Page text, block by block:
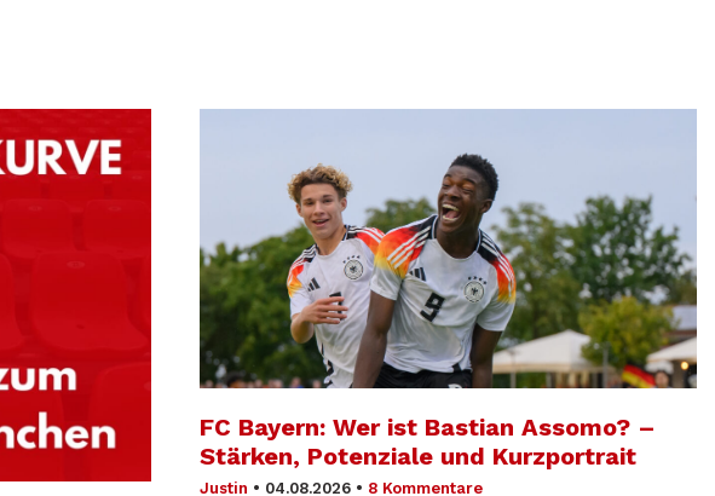
FC Bayern: Wer ist Bastian Assomo? –
Stärken, Potenziale und Kurzportrait
Justin • 04.08.2026 • 8 Kommentare